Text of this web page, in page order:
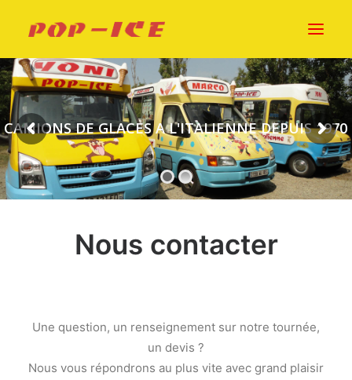
ACCUEIL
NOTRE HISTOIRE
ÉVÈNEMENTS
PHOTOS
VIDEOS
CAMIONS DE GLACES A L'ITALIENNE DEPUIS 1970
Nous contacter
Une question, un renseignement sur notre tournée,
un devis ?
Nous vous répondrons au plus vite avec grand plaisir